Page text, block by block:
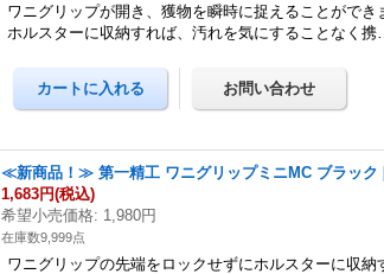
ワニグリップが開き、獲物を瞬時に捉えることができ
ホルスターに収納すれば、汚れを気にすることなく
≪新商品！≫ 第一精工 ワニグリップミニMC ブラック
1,683円(税込)
希望小売価格: 1,980円
在庫数9,999点
ワニグリップの先端をロックせずにホルスターに収